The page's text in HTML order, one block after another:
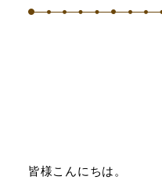
皆様こんにちは。